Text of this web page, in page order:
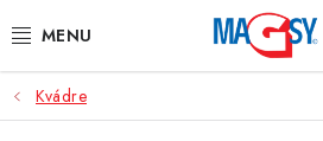
na
HLAVNÉ KATEGÓRIE
Kvádre